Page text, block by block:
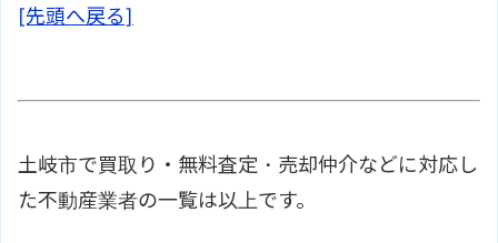
ホームページ
ップ土岐店のサイトはこちら
[先頭へ戻る]
土岐市で買取り・無料査定・売却仲介などに対応し
た不動産業者の一覧は以上です。